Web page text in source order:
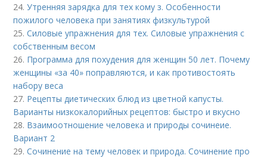
24.Утренняя зарядка для тех кому з. Особенности
пожилого человека при занятиях физкультурой
25.Силовые упражнения для тех. Силовые упражнения с
собственным весом
26. Программа для похудения для женщин 50 лет. Почему
женщины «за 40» поправляются, и как противостоять
набору веса
27. Рецепты диетических блюд из цветной капусты.
Варианты низкокалорийных рецептов: быстро и вкусно
28. Взаимоотношение человека и природы сочинеие.
Вариант 2
29.Сочинение на тему человек и природа. Сочинение про